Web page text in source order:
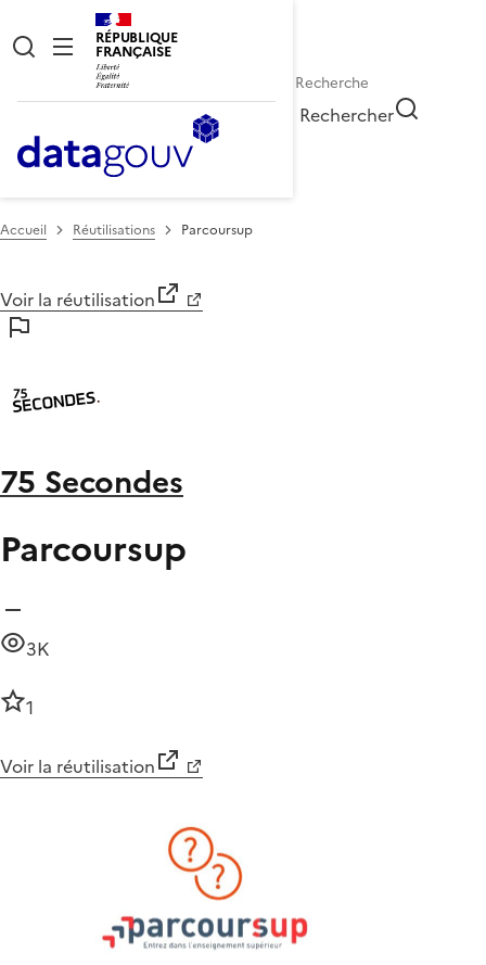
RÉPUBLIQUE
FRANÇAISE
Rechercher
Accueil Réutilisations Parcoursup
Voir la réutilisation
75 Secondes
Parcoursup
3K
1
Voir la réutilisation